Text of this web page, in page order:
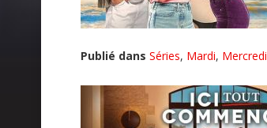
Publié dans Séries, Mardi, Mercredi